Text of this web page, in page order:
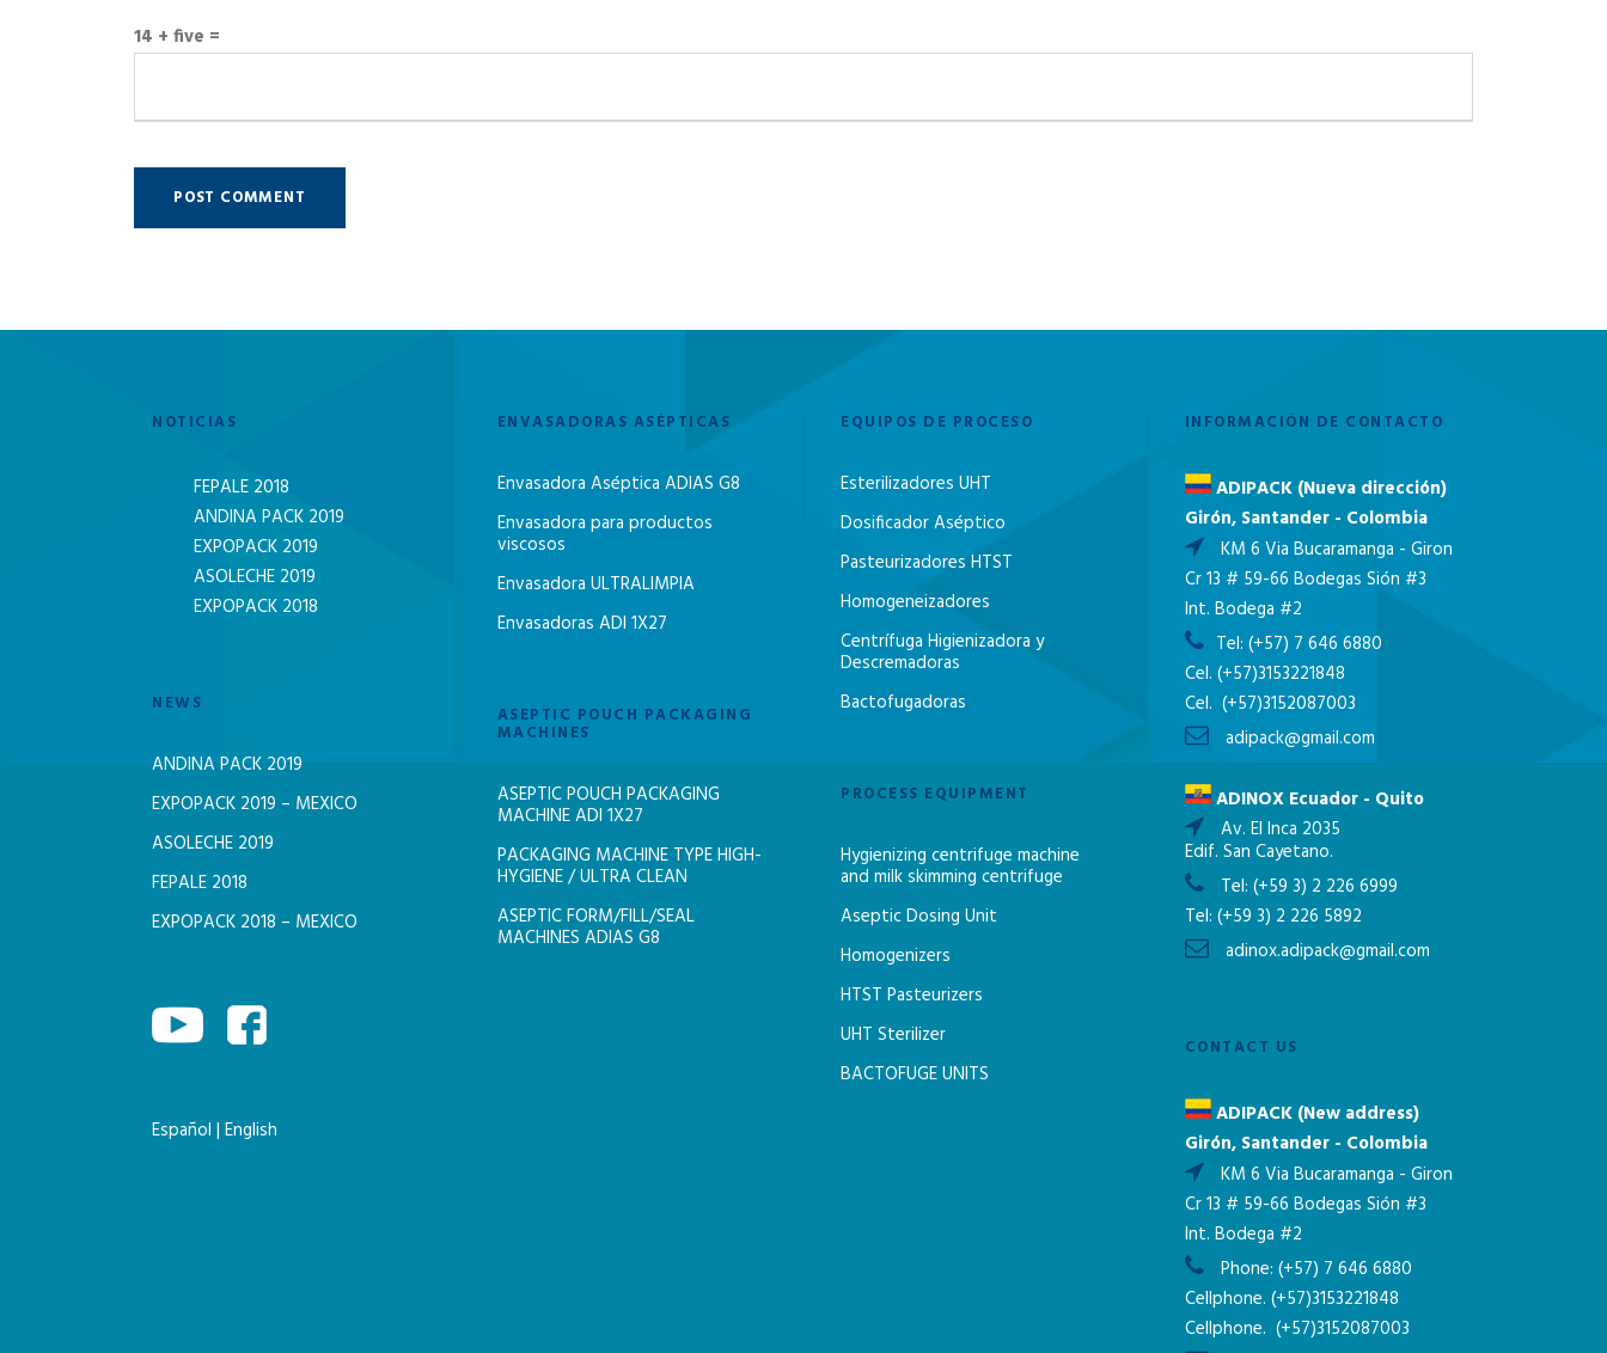
14 + five =
NOTICIAS
FEPALE 2018
ANDINA PACK 2019
EXPOPACK 2019
ASOLECHE 2019
EXPOPACK 2018
NEWS
ANDINA PACK 2019
EXPOPACK 2019 – MEXICO
ASOLECHE 2019
FEPALE 2018
EXPOPACK 2018 – MEXICO
Español | English
ENVASADORAS ASÉPTICAS
Envasadora Aséptica ADIAS G8
Envasadora para productos
viscosos
Envasadora ULTRALIMPIA
Envasadoras ADI 1X27
ASEPTIC POUCH PACKAGING
MACHINES
ASEPTIC POUCH PACKAGING
MACHINE ADI 1X27
PACKAGING MACHINE TYPE HIGH-
HYGIENE / ULTRA CLEAN
ASEPTIC FORM/FILL/SEAL
MACHINES ADIAS G8
EQUIPOS DE PROCESO
Esterilizadores UHT
Dosificador Aséptico
Pasteurizadores HTST
Homogeneizadores
Centrífuga Higienizadora y
Descremadoras
Bactofugadoras
PROCESS EQUIPMENT
Hygienizing centrifuge machine
and milk skimming centrifuge
Aseptic Dosing Unit
Homogenizers
HTST Pasteurizers
UHT Sterilizer
BACTOFUGE UNITS
INFORMACIÓN DE CONTACTO
ADIPACK (Nueva dirección)
Girón, Santander - Colombia
KM 6 Via Bucaramanga - Giron
Cr 13 # 59-66 Bodegas Sión #3
Int. Bodega #2
Tel: (+57) 7 646 6880
Cel. (+57)3153221848
Cel. (+57)3152087003
adipack@gmail.com
ADINOX Ecuador - Quito
Av. El Inca 2035
Edif. San Cayetano.
Tel: (+59 3) 2 226 6999
Tel: (+59 3) 2 226 5892
adinox.adipack@gmail.com
CONTACT US
ADIPACK (New address)
Girón, Santander - Colombia
KM 6 Via Bucaramanga - Giron
Cr 13 # 59-66 Bodegas Sión #3
Int. Bodega #2
Phone: (+57) 7 646 6880
Cellphone. (+57)3153221848
Cellphone. (+57)3152087003